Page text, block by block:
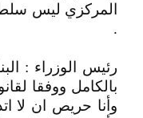
المركزي ليس
.
رئيس الوزراء :
بالكامل ووفقا
وأنا حريص ان لا